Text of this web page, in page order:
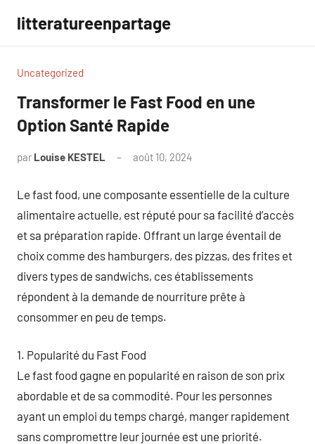
contenu
litteratureenpartage
Uncategorized
Transformer le Fast Food en une
Option Santé Rapide
par Louise KESTEL août 10, 2024
Le fast food, une composante essentielle de la culture
alimentaire actuelle, est réputé pour sa facilité d’accès
et sa préparation rapide. Offrant un large éventail de
choix comme des hamburgers, des pizzas, des frites et
divers types de sandwichs, ces établissements
répondent à la demande de nourriture prête à
consommer en peu de temps.
1. Popularité du Fast Food
Le fast food gagne en popularité en raison de son prix
abordable et de sa commodité. Pour les personnes
ayant un emploi du temps chargé, manger rapidement
sans compromettre leur journée est une priorité.